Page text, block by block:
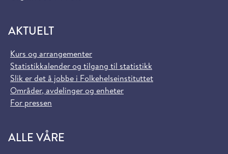
AKTUELT
Kurs og arrangementer
Statistikkalender og tilgang til statistikk
Slik er det å jobbe i Folkehelseinstituttet
Områder, avdelinger og enheter
For pressen
ALLE VÅRE